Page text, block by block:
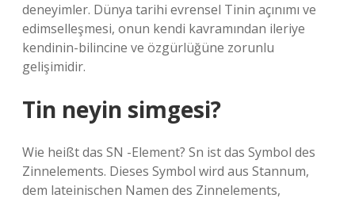
deneyimler. Dünya tarihi evrensel Tinin açınımı ve
edimselleşmesi, onun kendi kavramından ileriye
kendinin-bilincine ve özgürlüğüne zorunlu
gelişimidir.
Tin neyin simgesi?
Wie heißt das SN -Element? Sn ist das Symbol des
Zinnelements. Dieses Symbol wird aus Stannum,
dem lateinischen Namen des Zinnelements,